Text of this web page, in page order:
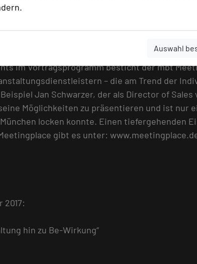
Savage direkt vor Ort. Der Kopf hinter
so die Basis für Meetings, die gemeinsam
im Vortragsprogramm besticht der mbt
– die am Trend der
Jan Schwarzer, der als Director of
Möglichkeiten zu präsentieren und ist nur
locken konnte. Einen tiefergehenden
gibt es unter:
2017:
hin zu Be-Wirkung“